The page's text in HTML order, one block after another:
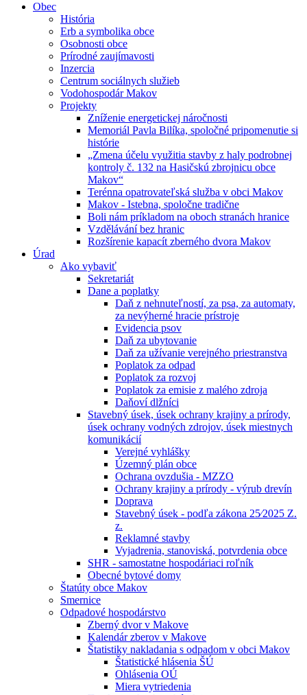
Obec
História
Erb a symbolika obce
Osobnosti obce
Prírodné zaujímavosti
Inzercia
Centrum sociálnych služieb
Vodohospodár Makov
Projekty
Zníženie energetickej náročnosti
Memoriál Pavla Bilíka, spoločné pripomenutie si
histórie
„Zmena účelu využitia stavby z haly podrobnej
kontroly č. 132 na Hasičskú zbrojnicu obce
Makov“
Terénna opatrovateľská služba v obci Makov
Makov - Istebna, spoločne tradične
Boli nám príkladom na oboch stranách hranice
Vzdělávání bez hranic
Rozšírenie kapacít zberného dvora Makov
Úrad
Ako vybaviť
Sekretariát
Dane a poplatky
Daň z nehnuteľností, za psa, za automaty,
za nevýherné hracie prístroje
Evidencia psov
Daň za ubytovanie
Daň za užívanie verejného priestranstva
Poplatok za odpad
Poplatok za rozvoj
Poplatok za emisie z malého zdroja
Daňoví dlžníci
Stavebný úsek, úsek ochrany krajiny a prírody,
úsek ochrany vodných zdrojov, úsek miestnych
komunikácií
Verejné vyhlášky
Územný plán obce
Ochrana ovzdušia - MZZO
Ochrany krajiny a prírody - výrub drevín
Doprava
Stavebný úsek - podľa zákona 25⁄2025 Z.
z.
Reklamné stavby
Vyjadrenia, stanoviská, potvrdenia obce
SHR - samostatne hospodáriaci roľník
Obecné bytové domy
Štatúty obce Makov
Smernice
Odpadové hospodárstvo
Zberný dvor v Makove
Kalendár zberov v Makove
Štatistiky nakladania s odpadom v obci Makov
Štatistické hlásenia ŠÚ
Ohlásenia OÚ
Miera vytriedenia